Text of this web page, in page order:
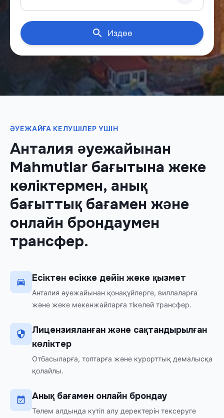
Издөө
ӘУЕЖАЙҒА КЕЛУШІЛЕР ҮШІН
Анталия әуежайынан
Mahmutlar бағытына жеке
көліктермен, анық
бағыттық бағамен және
онлайн брондаумен
трансфер.
Есіктен есікке дейін жеке қызмет
Анталия әуежайынан қонақүйлерге, виллаларға
және жеке мекенжайларға тікелей трансфер.
Лицензияланған және сақтандырылған
көліктер
Отбасыларға, топтарға және курорттық демалысқа
қолайлы.
Анық бағамен онлайн брондау
Төлем алдында күтіп алу деректерін тексеруге